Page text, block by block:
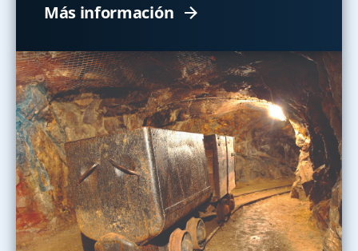
Más información